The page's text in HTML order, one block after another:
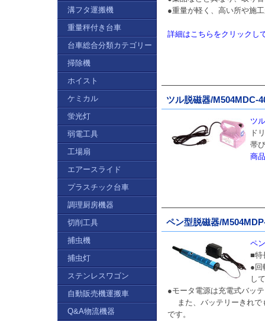
●重量が軽く、高い所や施
詳細はこちらをクリックし
ツル脱磁器/M504MDC-
ツ
ド
帯
商
ペン型脱磁器/
ペ
■特
●回
し
●モータ電源は充電式バッ
また、バッテリーきれで
です。
溝フタ運搬機
重量秤付き台車
台車総合分類カテゴリー
掃除機
ホイスト
ケミカル
蛍光灯
弱電工具
工場扇
エアースライド
プラスチック台車
調理厨房機器
切削工具
捕虫機
捕虫灯
ステンレスワゴン
自動販売機運搬車
Q&A物流機器